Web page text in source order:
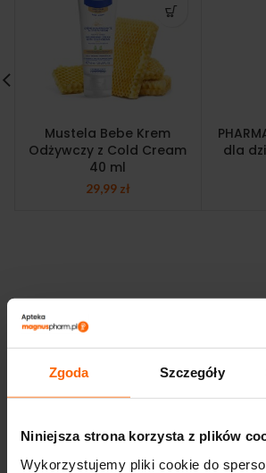
Zgoda Szczegóły
Niniejsza strona korzysta z plików
Wykorzystujemy pliki cookie do
Mustela Bebe Krem
Odżywczy z Cold Cream
40 ml
29,99 zł
dla